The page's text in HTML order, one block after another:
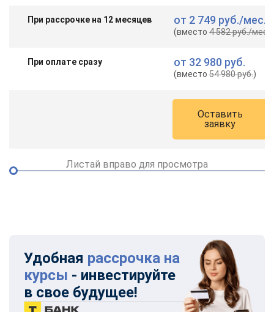
При рассрочке на 12 месяцев от 2 749 руб./мес.
(вместо4 582 руб./мес.
При оплате сразу от 32 980 руб.
(вместо54 980 руб.)
Оставить
заявку
Листай вправо для просмотра
Удобная рассрочка на
курсы - инвестируйте
в свое будущее!
ChatApp
online
Мессенджеры